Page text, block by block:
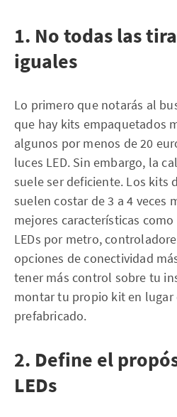
1. No todas las
iguales
Lo primero que notarás al
que hay kits empaquetados
algunos por menos de 20
luces LED. Sin embargo, la
suele ser deficiente. Los kits
suelen costar de 3 a 4 veces
mejores características
LEDs por metro,
opciones de conectividad
tener más control sobre tu
montar tu propio kit en lugar
prefabricado.
2. Define el
LEDs